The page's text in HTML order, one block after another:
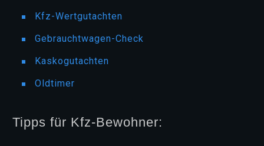
Kfz-Wertgutachten
Gebrauchtwagen-Check
Kaskogutachten
Oldtimer
Tipps für Kfz-Bewohner: